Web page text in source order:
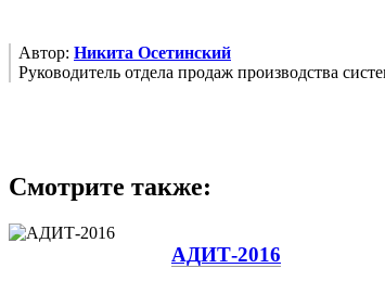
Автор: Никита Осетинский
Руководитель отдела продаж производства
Смотрите также:
АДИТ-2016